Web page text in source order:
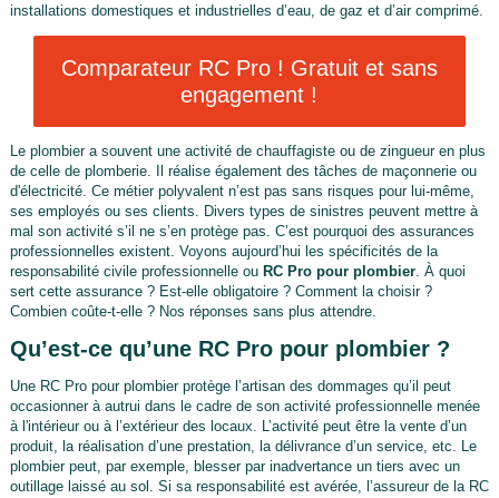
installations domestiques et industrielles d’eau, de gaz et d’air comprimé.
Comparateur RC Pro ! Gratuit et sans
engagement !
Le plombier a souvent une activité de chauffagiste ou de zingueur en plus
de celle de plomberie. Il réalise également des tâches de maçonnerie ou
d'électricité. Ce métier polyvalent n’est pas sans risques pour lui-même,
ses employés ou ses clients. Divers types de sinistres peuvent mettre à
mal son activité s’il ne s’en protège pas. C’est pourquoi des assurances
professionnelles existent. Voyons aujourd’hui les spécificités de la
responsabilité civile professionnelle ou RC Pro pour plombier. À quoi
sert cette assurance ? Est-elle obligatoire ? Comment la choisir ?
Combien coûte-t-elle ? Nos réponses sans plus attendre.
Qu’est-ce qu’une RC Pro pour plombier ?
Une RC Pro pour plombier protège l’artisan des dommages qu’il peut
occasionner à autrui dans le cadre de son activité professionnelle menée
à l'intérieur ou à l’extérieur des locaux. L’activité peut être la vente d’un
produit, la réalisation d’une prestation, la délivrance d’un service, etc. Le
plombier peut, par exemple, blesser par inadvertance un tiers avec un
outillage laissé au sol. Si sa responsabilité est avérée, l’assureur de la RC